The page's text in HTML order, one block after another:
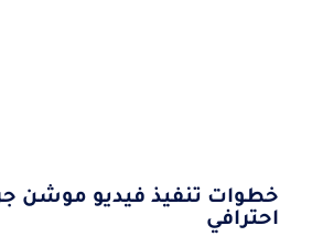
خطوات تنفيذ فيديو موشن
احترافي